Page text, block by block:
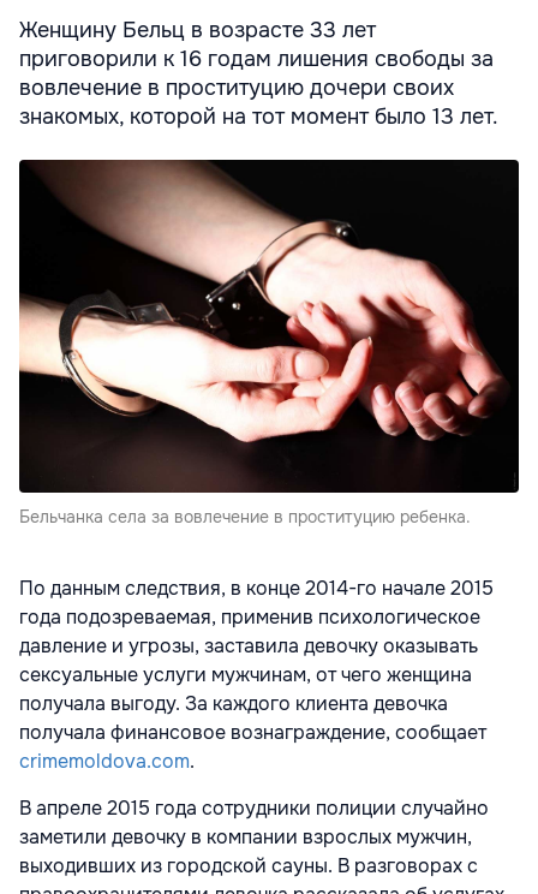
Женщину Бельц в возрасте 33 лет
приговорили к 16 годам лишения свободы за
вовлечение в проституцию дочери своих
знакомых, которой на тот момент было 13 лет.
Бельчанка села за вовлечение в проституцию ребенка.
По данным следствия, в конце 2014-го начале 2015
года подозреваемая, применив психологическое
давление и угрозы, заставила девочку оказывать
сексуальные услуги мужчинам, от чего женщина
получала выгоду. За каждого клиента девочка
получала финансовое вознаграждение, сообщает
crimemoldova.com.
В апреле 2015 года сотрудники полиции случайно
заметили девочку в компании взрослых мужчин,
выходивших из городской сауны. В разговорах с